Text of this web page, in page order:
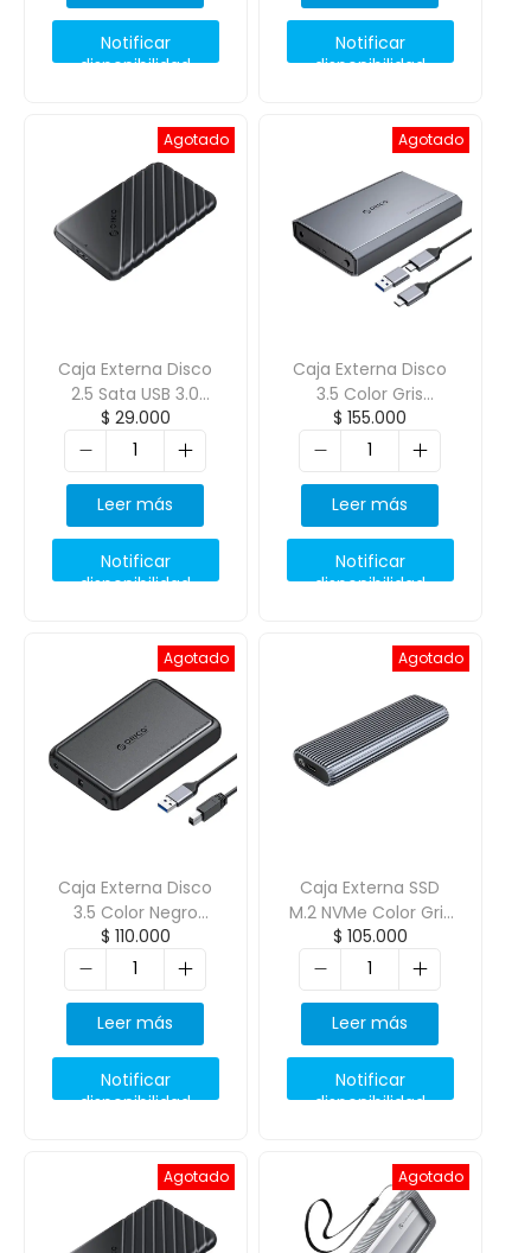
Notificar
disponibilidad
Notificar
disponibilidad
Agotado
Caja Externa Disco
2.5 Sata USB 3.0
ORICO-25PW1-U3-
BK
$ 29.000
Leer más
Notificar
disponibilidad
Agotado
Caja Externa Disco
3.5 Color Gris
Oscuro ORICO-
DD35-C3
$ 155.000
Leer más
Notificar
disponibilidad
Agotado
Caja Externa Disco
3.5 Color Negro
ORICO-DDL35-U3
$ 110.000
Leer más
Notificar
disponibilidad
Agotado
Caja Externa SSD
M.2 NVMe Color Gris
ORICO-AM2C3-G2
$ 105.000
Leer más
Notificar
disponibilidad
Agotado Agotado